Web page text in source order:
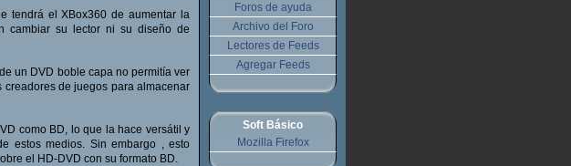
tendrá el XBox360 de aumentar la
cambiar su lector ni su diseño de
un DVD boble capa no permitía ver
de juegos para almacenar
como BD, lo que la hace versátil y
estos medios. Sin embargo , esto
el HD-DVD con su formato BD.
Foros de ayuda
Archivo del Foro
Lectores de Feeds
Agregar Feeds
Soft Básico
Mozilla Firefox